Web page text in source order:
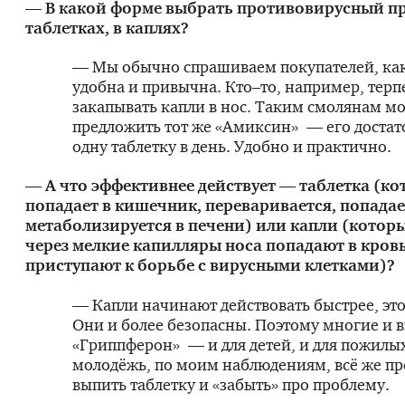
— В какой форме выбрать противовирусный
таблетках, в каплях?
— Мы обычно спрашиваем покупателей,
удобна и привычна. Кто–то, например,
закапывать капли в нос. Таким смолянам
предложить тот же «Амиксин» — его
одну таблетку в день. Удобно и практично.
— А что эффективнее действует — таблетка
попадает в кишечник, переваривается,
метаболизируется в печени) или капли
через мелкие капилляры носа попадают в
приступают к борьбе с вирусными клетками)?
— Капли начинают действовать быстрее,
Они и более безопасны. Поэтому многие и
«Гриппферон» — и для детей, и для
молодёжь, по моим наблюдениям, всё же
выпить таблетку и «забыть» про проблему.